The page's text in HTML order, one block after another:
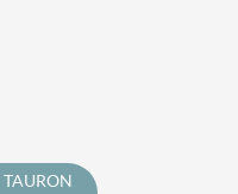
TAURON